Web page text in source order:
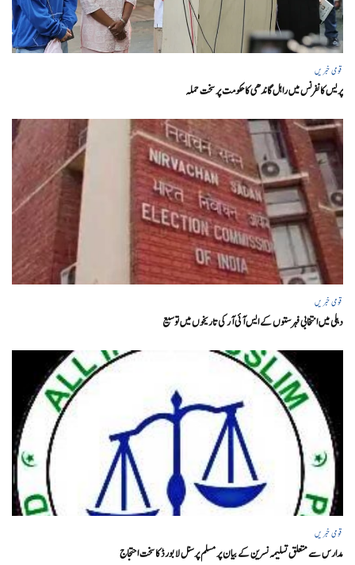
قومی خبریں
پریس کانفرنس میں راہل گاندھی کا حکومت پر سخت حملہ
قومی خبریں
دہلی میں انتخابی فہرستوں کے ایس آئی آر کی تاریخوں میں توسیع
قومی خبریں
مدارس سے متعلق تسلیمہ نسرین کے بیان پر مسلم پرسنل لا بورڈ کا سخت احتجاج